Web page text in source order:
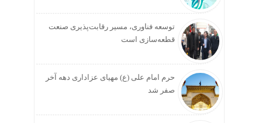
توسعه فناوری، مسیر رقابت‌پذیری صنعت
قطعه‌سازی است
حرم امام علی (ع) مهیای عزاداری دهه آخر
صفر شد